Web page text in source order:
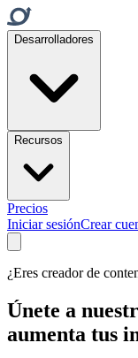
Desarrolladores
Recursos
Precios
Iniciar sesiónCrear
¿Eres creador de
Únete a
aumenta tus